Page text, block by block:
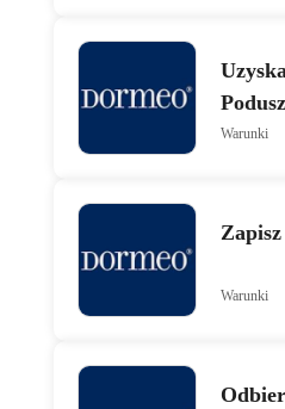
Warunki
Warunki